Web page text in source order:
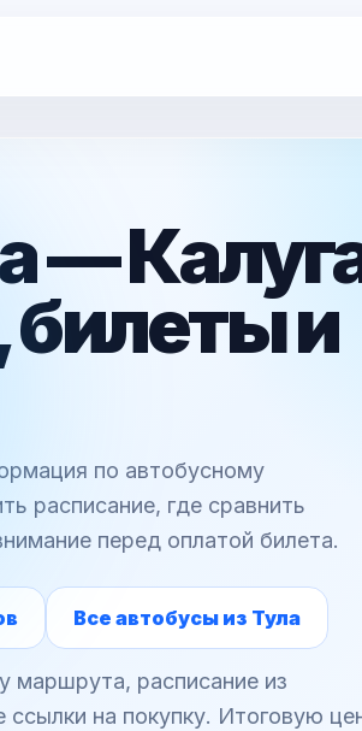
—
билеты и
по автобусному
расписание, где сравнить
перед оплатой билета.
Все автобусы из Тула
маршрута, расписание из
ссылки на покупку. Итоговую